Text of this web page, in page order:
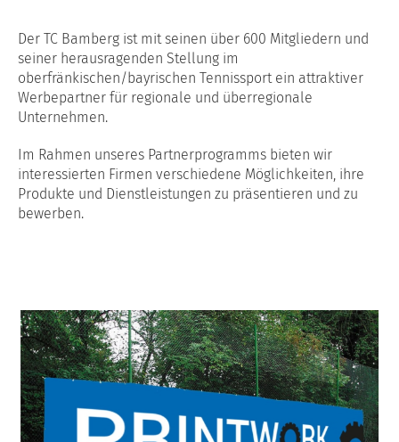
Der TC Bamberg ist mit seinen über 600 Mitgliedern und
seiner herausragenden Stellung im
oberfränkischen/bayrischen Tennissport ein attraktiver
Werbepartner für regionale und überregionale
Unternehmen.
Im Rahmen unseres Partnerprogramms bieten wir
interessierten Firmen verschiedene Möglichkeiten, ihre
Produkte und Dienstleistungen zu präsentieren und zu
bewerben.